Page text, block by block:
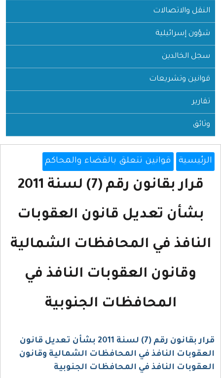
النقل والاتصالات
شؤون إسرائيلية
سجل الخالدين
قوانين وتشريعات
تقارير
وثائق
الرئيسية قوانين تتعلق بالقضاء والمحاكم
قرار بقانون رقم (7) لسنة 2011
بشأن تعديل قانون العقوبات
النافذ في المحافظات الشمالية
وقانون العقوبات النافذ في
المحافظات الجنوبية
قرار بقانون رقم (7) لسنة 2011 بشأن تعديل قانون
العقوبات النافذ في المحافظات الشمالية وقانون
العقوبات النافذ في المحافظات الجنوبية